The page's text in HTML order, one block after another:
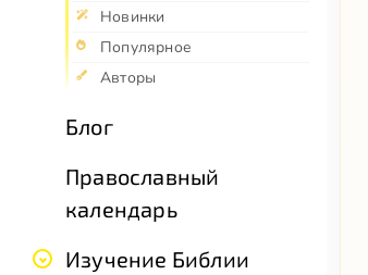
Новинки
Популярное
Авторы
Блог
Православный
календарь
Изучение Библии